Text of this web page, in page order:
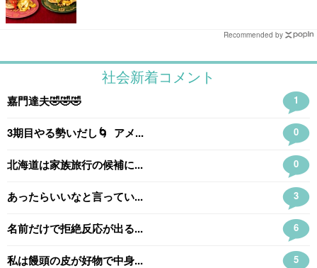
Recommended by